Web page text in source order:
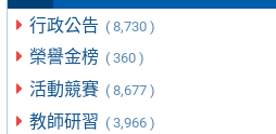
行政公告 ( 8,730 )
榮譽金榜 ( 360 )
活動競賽 ( 8,677 )
教師研習 ( 3,966 )